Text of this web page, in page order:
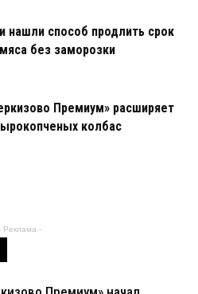
нашли способ продлить срок
без заморозки
Премиум» расширяет
колбас
Реклама -